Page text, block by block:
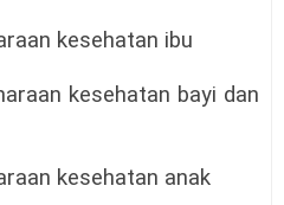
kesehatan ibu
kesehatan bayi dan
kesehatan anak